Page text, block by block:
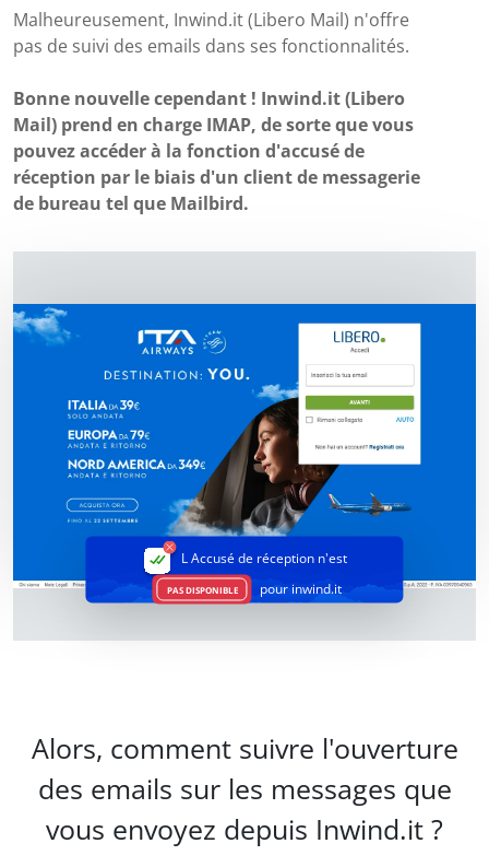
Malheureusement, Inwind.it (Libero Mail) n'offre
pas de suivi des emails dans ses fonctionnalités.
Bonne nouvelle cependant ! Inwind.it (Libero
Mail) prend en charge IMAP, de sorte que vous
pouvez accéder à la fonction d'accusé de
réception par le biais d'un client de messagerie
de bureau tel que Mailbird.
L Accusé de réception n'est
PAS DISPONIBLE pour inwind.it
Alors, comment suivre l'ouverture
des emails sur les messages que
vous envoyez depuis Inwind.it ?